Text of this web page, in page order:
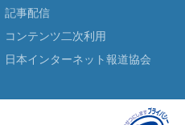
記事配信
コンテンツ二次利用
日本インターネット報道協会